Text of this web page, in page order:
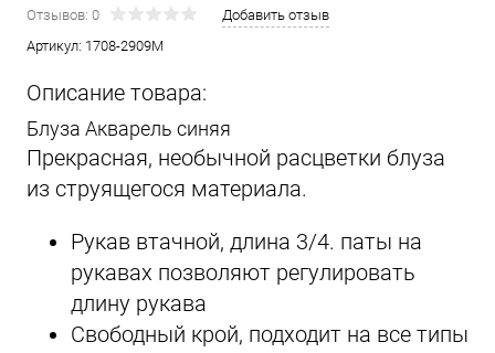
Отзывов: 0
Добавить отзыв
Артикул: 1708-2909М
Описание товара:
Блуза Акварель синяя
Прекрасная, необычной расцветки блуза
из струящегося материала.
Рукав втачной, длина 3/4. паты на
рукавах позволяют регулировать
длину рукава
Свободный крой, подходит на все типы